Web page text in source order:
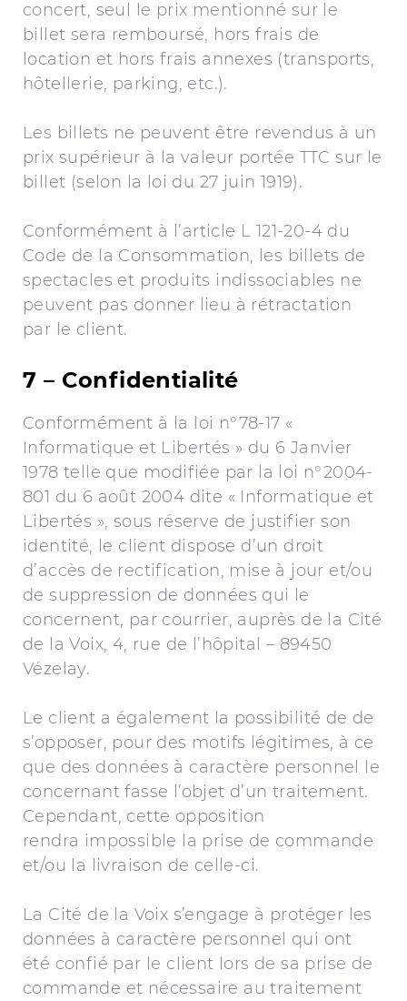
concert, seul le prix mentionné sur le
billet sera remboursé, hors frais de
location et hors frais annexes (transports,
hôtellerie, parking, etc.).
Les billets ne peuvent être revendus à un
prix supérieur à la valeur portée TTC sur le
billet (selon la loi du 27 juin 1919).
Conformément à l’article L 121-20-4 du
Code de la Consommation, les billets de
spectacles et produits indissociables ne
peuvent pas donner lieu à rétractation
par le client.
7 – Confidentialité
Conformément à la loi n°78-17 «
Informatique et Libertés » du 6 Janvier
1978 telle que modifiée par la loi n°2004-
801 du 6 août 2004 dite « Informatique et
Libertés », sous réserve de justifier son
identité, le client dispose d’un droit
d’accès de rectification, mise à jour et/ou
de suppression de données qui le
concernent, par courrier, auprès de la Cité
de la Voix, 4, rue de l’hôpital – 89450
Vézelay.
Le client a également la possibilité de de
s’opposer, pour des motifs légitimes, à ce
que des données à caractère personnel le
concernant fasse l’objet d’un traitement.
Cependant, cette opposition
rendra impossible la prise de commande
et/ou la livraison de celle-ci.
La Cité de la Voix s’engage à protéger les
données à caractère personnel qui ont
été confié par le client lors de sa prise de
commande et nécessaire au traitement